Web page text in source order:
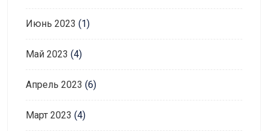
Июнь 2023 (1)
Май 2023 (4)
Апрель 2023 (6)
Март 2023 (4)